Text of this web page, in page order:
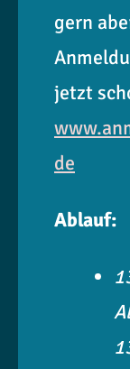
gern
jetzt
de
Ablauf: